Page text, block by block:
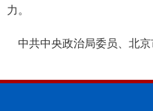
力。
中共中央政治局委员、北京